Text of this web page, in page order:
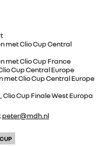
met Clio Cup Central
met Clio Cup France
Cup Central Europe
met Clio Cup Central Europe
Clio Cup Finale West Europa
peter@mdh.nl